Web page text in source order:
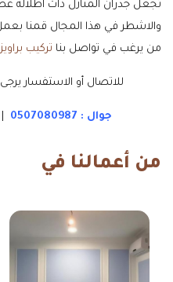
تجعل جدران المنازل ذات اطلاله
والاشطر في هذا المجال قمنا
من يرغب في تواصل بنا تركيب
للاتصال أو الاستفسار
جوال : 0507080987
من أعمالنا في